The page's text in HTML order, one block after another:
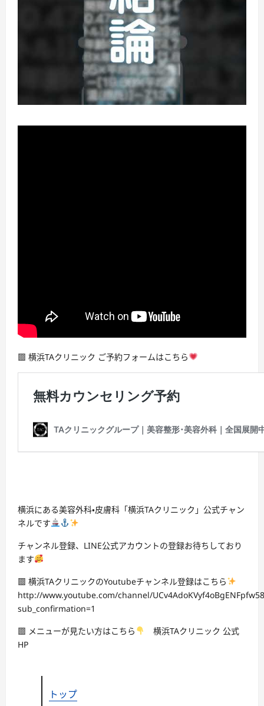
▩ 横浜TAクリニック ご予約フォームはこちら
横浜にある美容外科・皮膚科「横浜TAクリニック」公式チャン
ネルです
チャンネル登録、LINE公式アカウントの登録お待ちしており
ます
▩ 横浜TAクリニックのYoutubeチャンネル登録はこちら
http://www.youtube.com/channel/
sub_confirmation=1
▩ メニューが見たい方はこちら
横浜TAクリニック 公式
HP
トップ